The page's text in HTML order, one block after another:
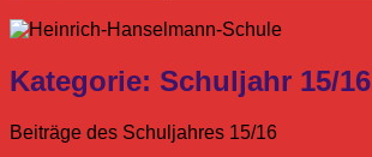
Kategorie: Schuljahr 15/16
Beiträge des Schuljahres 15/16